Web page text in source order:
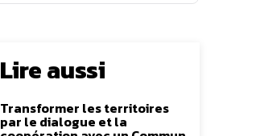
Lire aussi
Transformer les territoires
par le dialogue et la